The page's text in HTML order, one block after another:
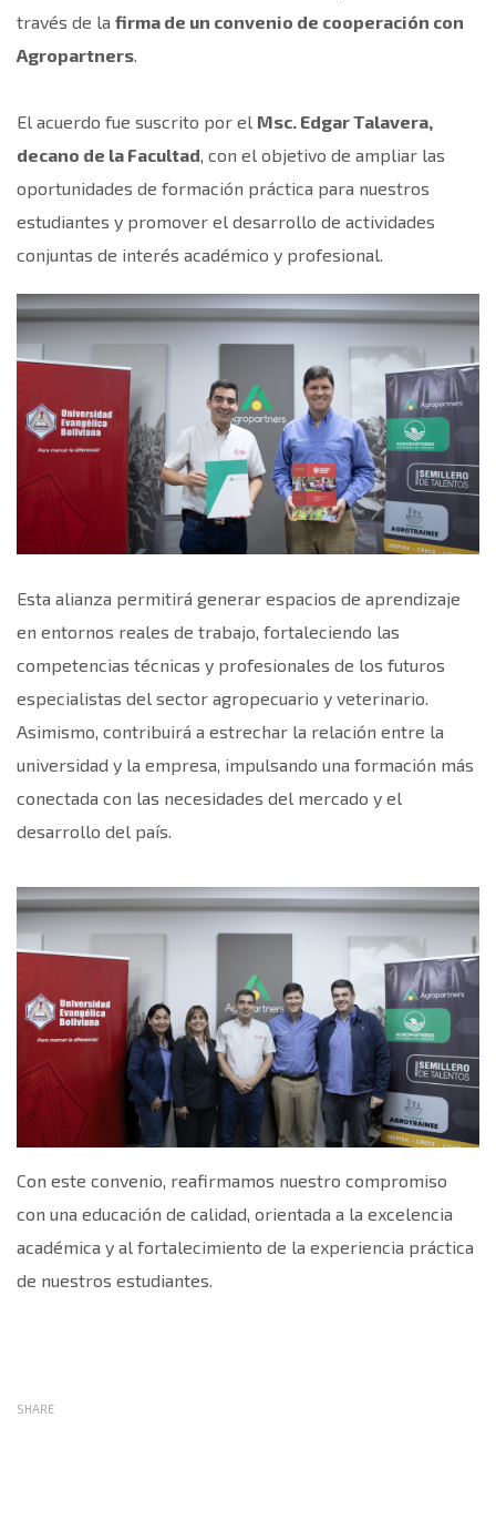
través de la firma de un convenio de cooperación con
Agropartners.
El acuerdo fue suscrito por el Msc. Edgar Talavera,
decano de la Facultad, con el objetivo de ampliar las
oportunidades de formación práctica para nuestros
estudiantes y promover el desarrollo de actividades
conjuntas de interés académico y profesional.
Esta alianza permitirá generar espacios de aprendizaje
en entornos reales de trabajo, fortaleciendo las
competencias técnicas y profesionales de los futuros
especialistas del sector agropecuario y veterinario.
Asimismo, contribuirá a estrechar la relación entre la
universidad y la empresa, impulsando una formación más
conectada con las necesidades del mercado y el
desarrollo del país.
Con este convenio, reafirmamos nuestro compromiso
con una educación de calidad, orientada a la excelencia
académica y al fortalecimiento de la experiencia práctica
de nuestros estudiantes.
SHARE